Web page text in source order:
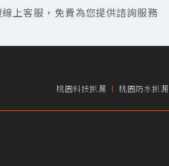
上客服，免費為您提供諮詢服務
桃園科技抓漏 桃園防水抓漏